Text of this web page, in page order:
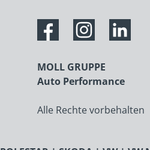
MOLL GRUPPE
Auto Performance
Alle Rechte vorbehalten